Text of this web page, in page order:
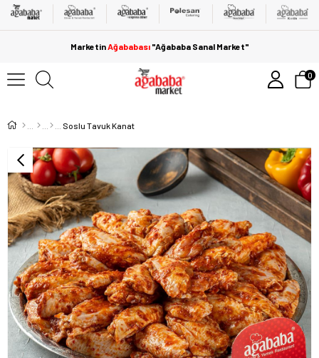
MarketinAğababası "Ağababa Sanal Market"
0
Soslu Tavuk Kanat